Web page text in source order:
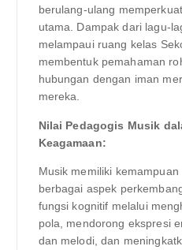
berulang-ulang
utama. Dampak dari lagu-
melampaui ruang kelas
membentuk pemahaman
hubungan dengan iman
mereka.
Nilai Pedagogis Musik
Keagamaan:
Musik memiliki
berbagai aspek
fungsi kognitif melalui
pola, mendorong ekspresi
dan melodi, dan